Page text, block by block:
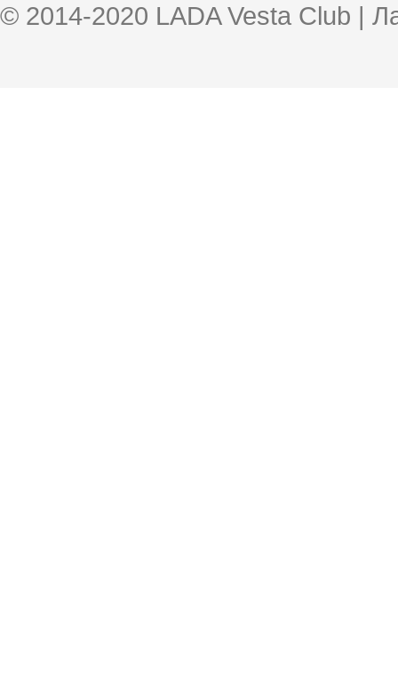
© 2014-2020 LADA Vesta Club |